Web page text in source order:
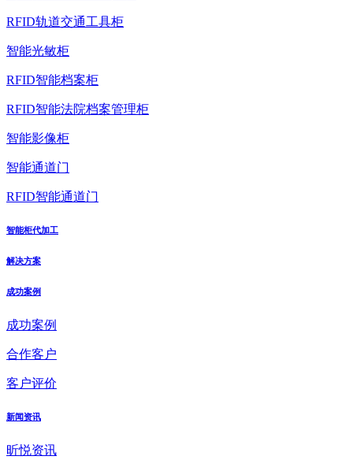
RFID轨道交通工具柜
智能光敏柜
RFID智能档案柜
RFID智能法院档案管理柜
智能影像柜
智能通道门
RFID智能通道门
智能柜代加工
解决方案
成功案例
成功案例
合作客户
客户评价
新闻资讯
昕悦资讯